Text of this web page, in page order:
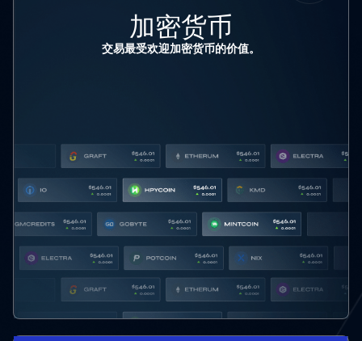
加密货币
交易最受欢迎加密货币的价值。